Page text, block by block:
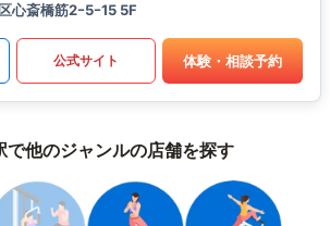
心斎橋筋2ｰ5ｰ15 5F
公式サイト 体験・相談予約
で他のジャンルの店舗を探す